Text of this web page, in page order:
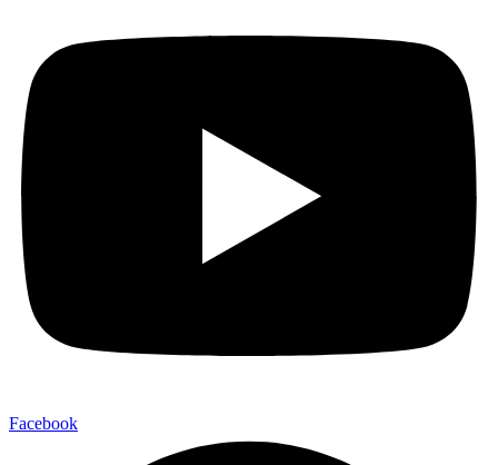
Facebook